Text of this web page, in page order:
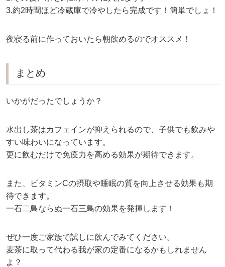
3.約2時間ほど冷蔵庫で冷やしたら完成です！簡単でしょ！
夜寝る前に作っておいたら朝飲めるのでオススメ！
まとめ
いかがだったでしょうか？
水出し茶はカフェインが抑えられるので、子供でも飲みや
すい味わいになっています。
更に飲むだけで免疫力を高める効果が期待できます。
また、ビタミンCの摂取や睡眠の質を向上させる効果も期
待できます。
一石二鳥ならぬ一石三鳥の効果を発揮します！
ぜひ一度ご家族で試しに飲んでみてください。
麦茶に取って代わる我が家の定番になるかもしれません
よ？